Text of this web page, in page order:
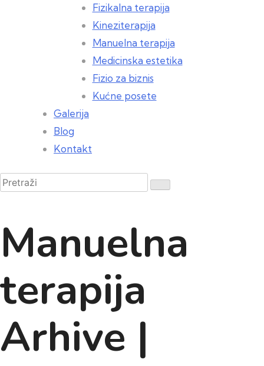
Fizikalna terapija
Kineziterapija
Manuelna terapija
Medicinska estetika
Fizio za biznis
Kućne posete
Galerija
Blog
Kontakt
Manuelna
terapija
Arhive |